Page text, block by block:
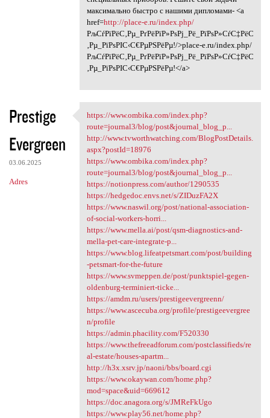
максимально быстро с нашими дипломами- <a
href=http://place-e.ru/index.php/
РљСѓРїРёС‚Рµ_РґРёРїР»РѕРј_Рё_РїРѕР»СѓС‡РёС
‚Рµ_РїРѕРІС‹С€РµРЅРёРµ!/>place-e.ru/index.php/
РљСѓРїРёС‚Рµ_РґРёРїР»РѕРј_Рё_РїРѕР»СѓС‡РёС
‚Рµ_РїРѕРІС‹С€РµРЅРёРµ!</a>
Prestige
Evergreen
03.06.2025
Adres
https://www.ombika.com/index
https://www.ombika.com/index.php?
route=journal3/blog/post&journal_blog_p...
http://www.tvworthwatching.com/BlogPostDetails.
aspx?postId=18976
https://www.ombika.com/index.php?
route=journal3/blog/post&journal_blog_p...
https://notionpress.com/author/1290535
https://hedgedoc.envs.net/s/ZIDuzFA2X
https://www.naswil.org/post/national-association-
of-social-workers-horri...
https://www.mella.ai/post/qsm-diagnostics-and-
mella-pet-care-integrate-p...
https://www.blog.lifeatpetsmart.com/post/building
-petsmart-for-the-future
https://www.svmeppen.de/post/punktspiel-gegen-
oldenburg-terminiert-ticke...
https://amdm.ru/users/prestigeevergreenn/
https://www.ascecuba.org/profile/prestigeevergree
n/profile
https://admin.phacility.com/F520330
https://www.thefreeadforum.com/postclassifieds/re
al-estate/houses-apartm...
http://h3x.xsrv.jp/naoni/bbs/board.cgi
https://www.okaywan.com/home.php?
mod=space&uid=669612
https://doc.anagora.org/s/JMReFkUgo
https://www.play56.net/home.php?